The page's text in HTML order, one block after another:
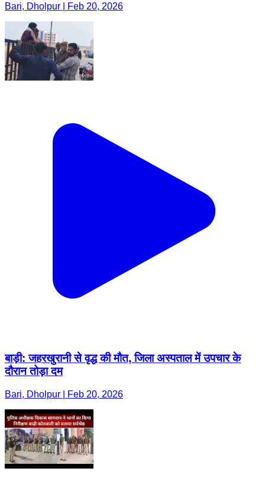
Bari, Dholpur | Feb 20, 2026
बाड़ी: जहरखुरानी से वृद्ध की मौत, जिला अस्पताल में उपचार के
दौरान तोड़ा दम
Bari, Dholpur | Feb 20, 2026